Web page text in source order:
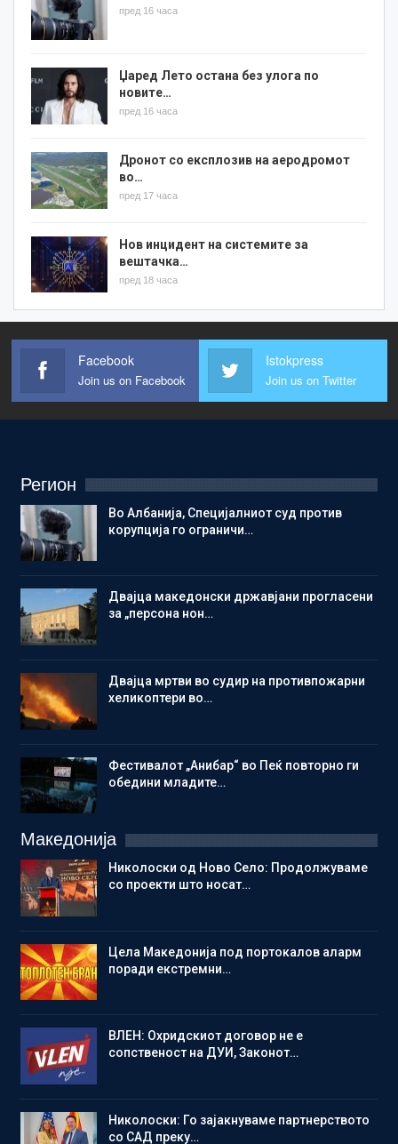
пред 16 часа
Џаред Лето остана без улога по
новите…
пред 16 часа
Дронот со експлозив на аеродромот
во…
пред 17 часа
Нов инцидент на системите за
вештачка…
пред 18 часа
Facebook
Join us on Facebook
Istokpress
Join us on Twitter
Регион
Во Албанија, Специјалниот суд против
корупција го ограничи…
Двајца македонски државјани прогласени
за „персона нон…
Двајца мртви во судир на противпожарни
хеликоптери во…
Фестивалот „Анибар“ во Пеќ повторно ги
обедини младите…
Македонија
Николоски од Ново Село: Продолжуваме
со проекти што носат…
Цела Македонија под портокалов аларм
поради екстремни…
ВЛЕН: Охридскиот договор не е
сопственост на ДУИ, Законот…
Николоски: Го зајакнуваме партнерството
со САД преку…